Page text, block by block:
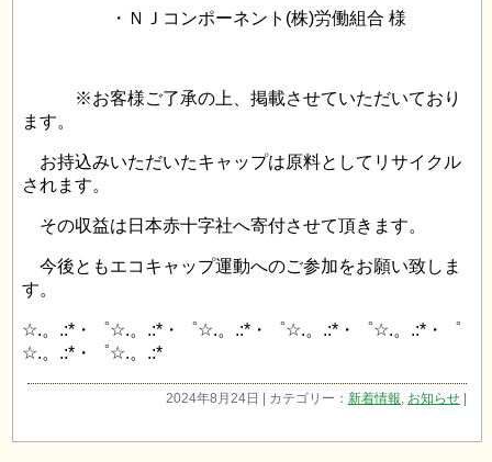
・ＮＪコンポーネント(株)労働組合 様
※お客様ご了承の上、掲載させていただいており
ます。
お持込みいただいたキャップは原料としてリサイクル
されます。
その収益は日本赤十字社へ寄付させて頂きます。
今後ともエコキャップ運動へのご参加をお願い致しま
す。
☆.。.:*・゜☆.。.:*・゜☆.。.:*・゜☆.。.:*・゜☆.。.:*・゜
☆.。.:*・゜☆.。.:*
2024年8月24日 | カテゴリー：新着情報 お知らせ |